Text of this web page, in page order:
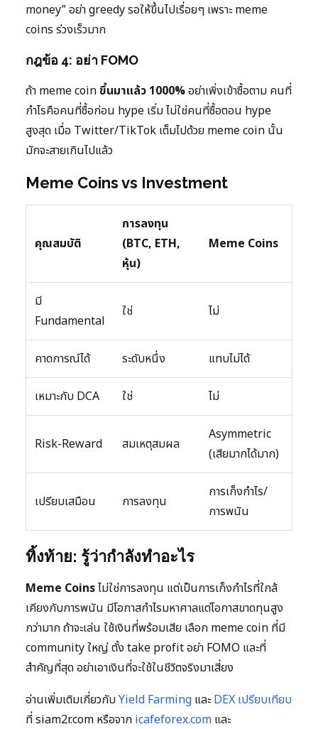
money” อย่า greedy รอให้ขึ้นไปเรื่อยๆ เพราะ meme
coins ร่วงเร็วมาก
กฎข้อ 4: อย่า FOMO
ถ้า meme coinขึ้นมาแล้ว 1000%อย่าเพิ่งเข้าซื้อตาม คนที่
กำไรคือคนที่ซื้อก่อน hype เริ่ม ไม่ใช่คนที่ซื้อตอน hype
สูงสุด เมื่อ Twitter/TikTok เต็มไปด้วย meme coin นั้น
มักจะสายเกินไปแล้ว
Meme Coins vs Investment
คุณสมบัติ
การลงทุน
(BTC, ETH,
หุ้น)
Meme Coins
มี
Fundamental
ใช่ ไม่
คาดการณ์ได้ ระดับหนึ่ง แทบไม่ได้
เหมาะกับ DCA ใช่ ไม่
Risk-Reward สมเหตุสมผล
Asymmetric
(เสียมากได้มาก)
เปรียบเสมือน การลงทุน
การเก็งกำไร/
การพนัน
ทิ้งท้าย: รู้ว่ากำลังทำอะไร
Meme Coinsไม่ใช่การลงทุน แต่เป็นการเก็งกำไรที่ใกล้
เคียงกับการพนัน มีโอกาสกำไรมหาศาลแต่โอกาสขาดทุนสูง
กว่ามาก ถ้าจะเล่น ใช้เงินที่พร้อมเสีย เลือก meme coin ที่มี
community ใหญ่ ตั้ง take profit อย่า FOMO และที่
สำคัญที่สุด อย่าเอาเงินที่จะใช้ในชีวิตจริงมาเสี่ยง
อ่านเพิ่มเติมเกี่ยวกับYield Farming และDEX เปรียบเทียบ
ที่ siam2r.com หรือจาก icafeforex.com และ